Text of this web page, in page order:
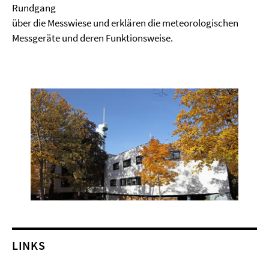
Rundgang
über die Messwiese und erklären die meteorologischen
Messgeräte und deren Funktionsweise.
LINKS